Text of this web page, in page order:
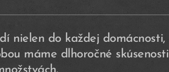
nielen do každej domácnosti,
máme dlhoročné skúsenosti